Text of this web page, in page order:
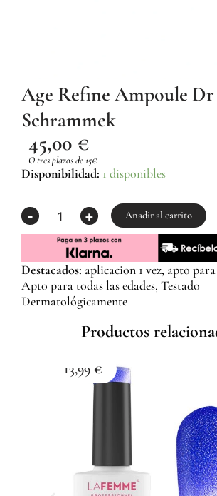
Age Refine Ampoule Dr
Schrammek
45,00 €
O tres plazos de 15€
Disponibilidad: 1 disponibles
-
Age
Dr
Schrammek
+ Añadir al carrito
Destacados: aplicacion 1 vez, apto
Apto para todas las edades, Testado
Dermatológicamente
Productos
13,99 €